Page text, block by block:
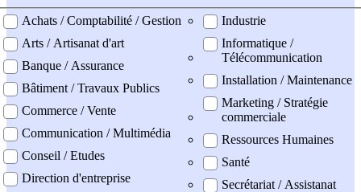
professionel
Achats / Comptabilité / Gestion
Arts / Artisanat d'art
Banque / Assurance
Bâtiment / Travaux Publics
Commerce / Vente
Communication / Multimédia
Conseil / Etudes
Direction d'entreprise
Industrie
Informatique /
Télécommunication
Installation / Maintenance
Marketing / Stratégie
commerciale
Ressources Humaines
Santé
Secrétariat / Assistanat